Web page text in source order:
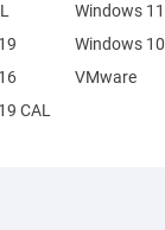
CAL
Windows 11
Windows 10
VMware